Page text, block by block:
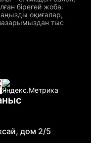
бірегей жоба.
оқиғалар,
тыс
дом 2/5